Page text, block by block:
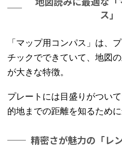
ス」
「マップ用コンパス」は、
チックでできていて、地図
が大きな特徴。
プレートには目盛りがつい
的地までの距離を知るため
精密さが魅力の「レ